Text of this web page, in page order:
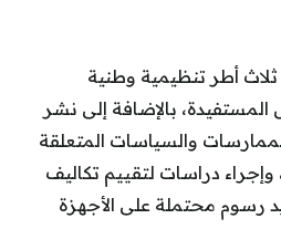
أطر تنظيمية وطنية
المستفيدة، بالإضافة إلى نشر
والسياسات المتعلقة
وإجراء دراسات لتقييم تكاليف
رسوم محتملة على الأجهزة